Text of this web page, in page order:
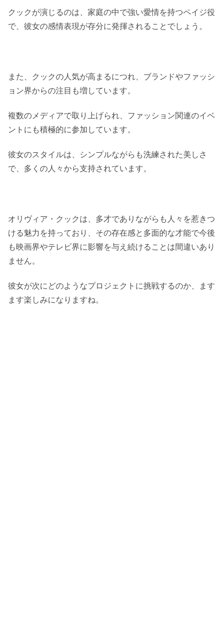
クックが演じるのは、家庭の中で強い愛情を持つペイジ役
で、彼女の感情表現が存分に発揮されることでしょう。
また、クックの人気が高まるにつれ、ブランドやファッシ
ョン界からの注目も増しています。
複数のメディアで取り上げられ、ファッション関連のイベ
ントにも積極的に参加しています。
彼女のスタイルは、シンプルながらも洗練された美しさ
で、多くの人々から支持されています。
オリヴィア・クックは、多才でありながらも人々を惹きつ
ける魅力を持っており、その存在感と多面的な才能で今後
も映画界やテレビ界に影響を与え続けることは間違いあり
ません。
彼女が次にどのようなプロジェクトに挑戦するのか、ます
ます楽しみになりますね。